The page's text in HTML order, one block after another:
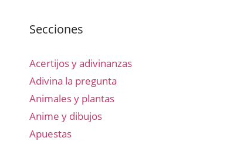
Secciones
Acertijos y adivinanzas
Adivina la pregunta
Animales y plantas
Anime y dibujos
Apuestas